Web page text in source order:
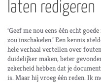
laten redigeren
‘Geef me nou eens één echt
zou inschakelen.’ Een kennis
hele verhaal vertellen over
duidelijker maken, beter
zekerheid hebben dat je
is. Maar hij vroeg één reden. Ik